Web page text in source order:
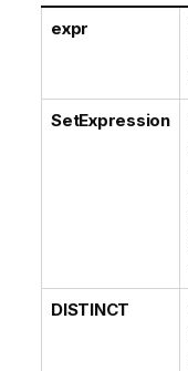
expr
SetExpression
DISTINCT